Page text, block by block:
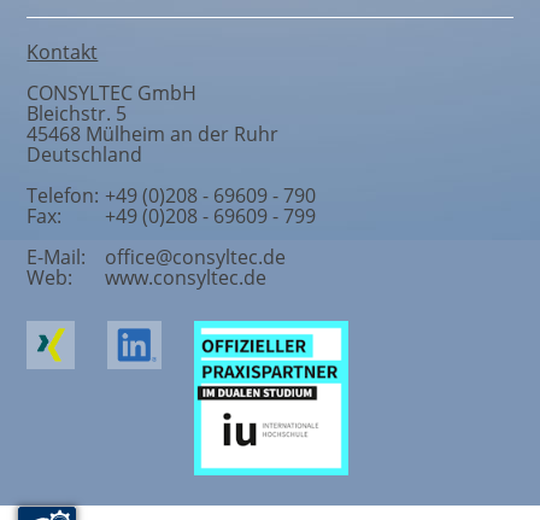
Kontakt
CONSYLTEC GmbH
Bleichstr. 5
45468 Mülheim an der Ruhr
Deutschland
Telefon: +49 (0)208 - 69609 - 790
Fax:
+49 (0)208 - 69609 - 799
E-Mail:
office@consyltec.de
Web: www.consyltec.de